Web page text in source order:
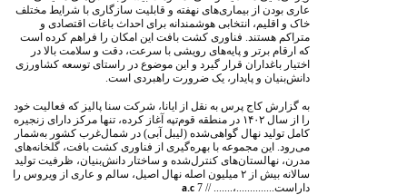
عاری بودن از بیماری‌های نهفته و قابلیت سازگاری با شرایط مختلف
خاک و اقلیم، انتخابی هوشمندانه برای احداث باغات اقتصادی و
متراکم هستند. فناوری کشت بافت این امکان را فراهم کرده است
که ارقام برتر و پایه‌های رویشی با سرعت، دقت و سلامت بالا در
اختیار باغداران قرار گیرد و این موضوع در راستای توسعه کشاورزی
دانش‌بنیان و پایدار، یک ضرورت راهبردی است.
به گزارش کاج پرس به نقل از ایانا، شرکت سنا پالیز که فعالیت خود
را از سال ۱۴۰۲ در منطقه قوم‌تپه آغاز کرده، تنها مرکز دارای زنجیره
کامل تولید نهال گواهی‌شده (لیبل آبی) در شمال‌غرب کشور به‌شمار
می‌رود. این مجموعه با بهره‌گیری از فناوری کشت بافت، گلخانه‌های
مدرن، نهالستان‌های کنترل‌شده و ساختار دانش‌بنیان، ظرفیت تولید
سالانه بیش از ۲ میلیون اصله نهال اصیل، سالم و عاری از ویروس را
داراست..............،....... //7
a.c